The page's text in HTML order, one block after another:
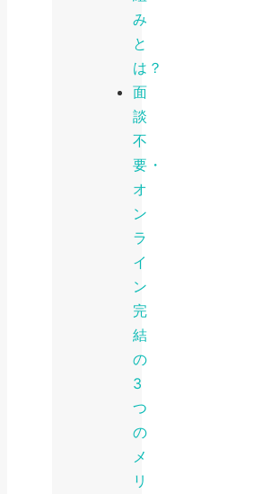
み
と
は？
面
談
不
要・
オ
ン
ラ
イ
ン
完
結
の
3
つ
の
メ
リ